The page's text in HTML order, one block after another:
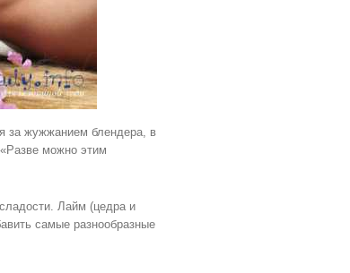
за жужжанием блендера, в
можно этим
Лайм (цедра и
самые разнообразные